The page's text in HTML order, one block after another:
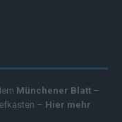
Münchener Blatt –
– Hier mehr